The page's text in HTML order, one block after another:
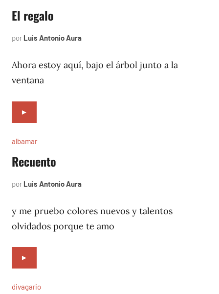
El regalo
por Luis Antonio Aura
1996
Ahora estoy aquí, bajo el árbol junto a la
ventana
►
albamar
Recuento
por Luis Antonio Aura
1996
y me pruebo colores nuevos y talentos
olvidados porque te amo
►
divagario